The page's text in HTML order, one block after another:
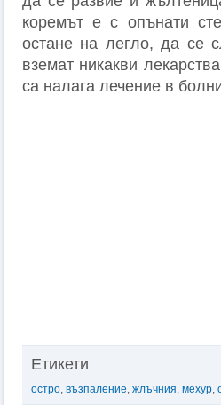
коремът е с опънати
остане на легло, да се
вземат никакви
са налага лечение в
Етикети
остро, възпаление, жлъчния, мехур,